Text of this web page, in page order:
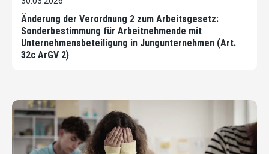
Änderung der Verordnung 2 zum Arbeitsgesetz:
Sonderbestimmung für Arbeitnehmende mit
Unternehmensbeteiligung in Jungunternehmen (Art.
32c ArGV 2)